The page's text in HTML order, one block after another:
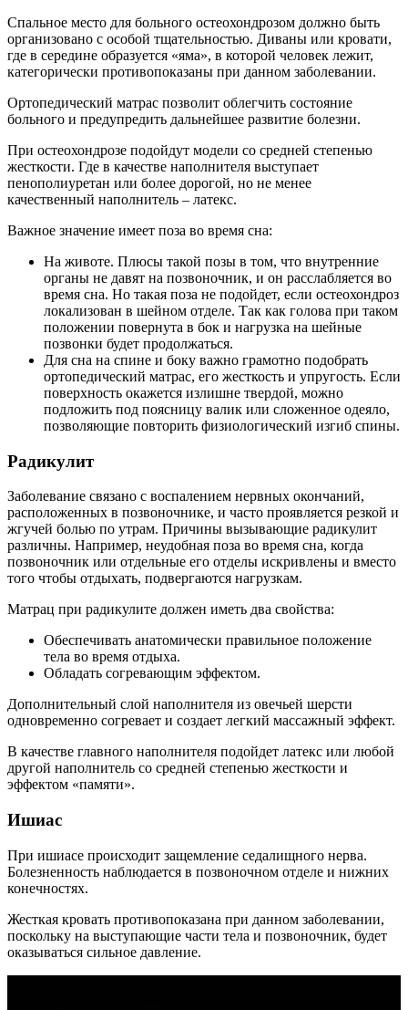
Спальное место для больного остеохондрозом должно быть
организовано с особой тщательностью. Диваны или кровати,
где в середине образуется «яма», в которой человек лежит,
категорически противопоказаны при данном заболевании.
Ортопедический матрас позволит облегчить состояние
больного и предупредить дальнейшее развитие болезни.
При остеохондрозе подойдут модели со средней степенью
жесткости. Где в качестве наполнителя выступает
пенополиуретан или более дорогой, но не менее
качественный наполнитель – латекс.
Важное значение имеет поза во время сна:
На животе. Плюсы такой позы в том, что внутренние
органы не давят на позвоночник, и он расслабляется во
время сна. Но такая поза не подойдет, если остеохондроз
локализован в шейном отделе. Так как голова при таком
положении повернута в бок и нагрузка на шейные
позвонки будет продолжаться.
Для сна на спине и боку важно грамотно подобрать
ортопедический матрас, его жесткость и упругость. Если
поверхность окажется излишне твердой, можно
подложить под поясницу валик или сложенное одеяло,
позволяющие повторить физиологический изгиб спины.
Радикулит
Заболевание связано с воспалением нервных окончаний,
расположенных в позвоночнике, и часто проявляется резкой и
жгучей болью по утрам. Причины вызывающие радикулит
различны. Например, неудобная поза во время сна, когда
позвоночник или отдельные его отделы искривлены и вместо
того чтобы отдыхать, подвергаются нагрузкам.
Матрац при радикулите должен иметь два свойства:
Обеспечивать анатомически правильное положение
тела во время отдыха.
Обладать согревающим эффектом.
Дополнительный слой наполнителя из овечьей шерсти
одновременно согревает и создает легкий массажный эффект.
В качестве главного наполнителя подойдет латекс или любой
другой наполнитель со средней степенью жесткости и
эффектом «памяти».
Ишиас
При ишиасе происходит защемление седалищного нерва.
Болезненность наблюдается в позвоночном отделе и нижних
конечностях.
Жесткая кровать противопоказана при данном заболевании,
поскольку на выступающие части тела и позвоночник, будет
оказываться сильное давление.